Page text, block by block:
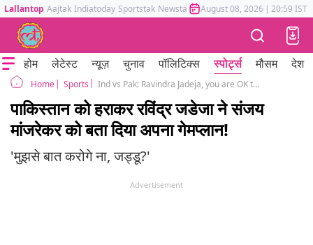
Lallantop Aajtak Indiatoday Sportstak Newstak Mumbai Tak Astrotak
August 08, 2026 | 20:59 IST
होम लेटेस्ट न्यूज़ चुनाव पॉलिटिक्स स्पोर्ट्स मौसम देश
Home Sports Ind vs Pak: Ravindra Jadeja, you are OK to talk to me says commentator Sanjay Manjrekar remembering his 2019 WC remark
पाकिस्तान को हराकर रविंद्र जडेजा ने संजय
मांजरेकर को बता दिया अपना गेमप्लान!
'मुझसे बात करोगे ना, जड्डू?'
Advertisement